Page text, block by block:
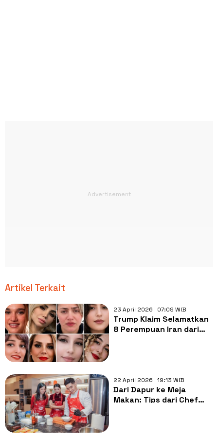
Artikel Terkait
23 April 2026 | 07:09 WIB
Trump Klaim Selamatkan
8 Perempuan Iran dari
22 April 2026 | 19:13 WIB
Dari Dapur ke Meja
Makan: Tips dari Chef